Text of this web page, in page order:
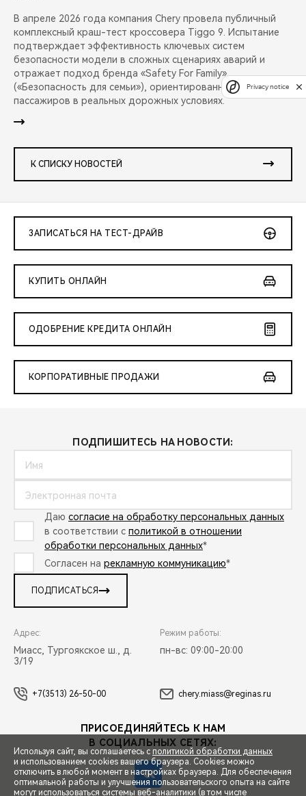
В апреле 2026 года компания Chery провела публичный
комплексный краш-тест кроссовера Tiggo 9. Испытание
подтверждает эффективность ключевых систем
безопасности модели в сложных сценариях аварий и
отражает подход бренда «Safety For Family»
(«Безопасность для семьи»), ориентированный на защиту
пассажиров в реальных дорожных условиях.
К СПИСКУ НОВОСТЕЙ
ЗАПИСАТЬСЯ НА ТЕСТ-ДРАЙВ
КУПИТЬ ОНЛАЙН
ОДОБРЕНИЕ КРЕДИТА ОНЛАЙН
КОРПОРАТИВНЫЕ ПРОДАЖИ
ПОДПИШИТЕСЬ НА НОВОСТИ:
Даю согласие на обработку персональных данных
в соответствии с политикой в отношении
обработки персональных данных*
Согласен на рекламную коммуникацию*
ПОДПИСАТЬСЯ
Адрес:
Миасс, Тургоякское ш., д.
3/19
Режим работы:
пн-вс: 09:00-20:00
+7(3513) 26-50-00 chery.miass@reginas.ru
ПРИСОЕДИНЯЙТЕСЬ К НАМ
В СОЦИАЛЬНЫХ СЕТЯХ:
Используя сайт, вы соглашаетесь с политикой обработки данных
и использованием cookies вашего браузера. Cookies можно
отключить в любой момент в настройках браузера. Для обеспечения
оптимальной работы и улучшения пользовательского опыта на сайте
могут использоваться системы веб-аналитики (в том числе
Privacy notice